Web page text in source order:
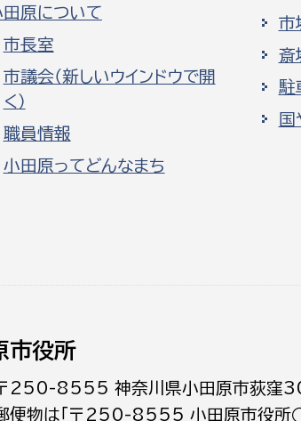
田原について
市長室
市議会（新しいウインドウで開
く）
職員情報
小田原ってどんなまち
市
斎
駐
国
市役所
250-8555 神奈川県小田原市荻窪
便物は「〒250-8555 小田原市役所○○